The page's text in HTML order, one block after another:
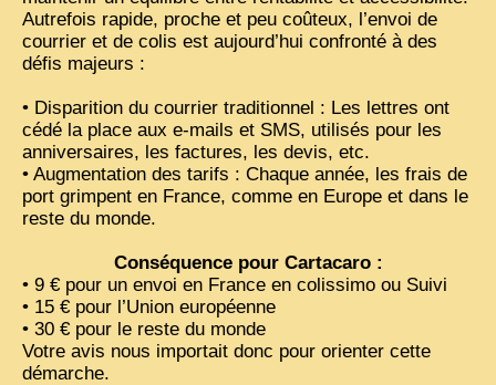
VIETNAM 1950
ALBUMS DE FAMILLE
INDOCHINE HISTORIQUE
ARMÉE, JUSTICE, EDUCATION, RELIGION...
MÉTIERS, FÊTES, TRANSPORTS
TRADITIONS ET MODERNITÉ
EN DIRECT
ENQUÊTES
Autrefois rapide, proche et peu coûteux, l’envoi de
courrier et de colis est aujourd’hui confronté à des
défis majeurs :
• Disparition du courrier traditionnel : Les lettres ont
cédé la place aux e-mails et SMS, utilisés pour les
anniversaires, les factures, les devis, etc.
• Augmentation des tarifs : Chaque année, les frais de
port grimpent en France, comme en Europe et dans le
reste du monde.
Conséquence pour Cartacaro :
• 9 € pour un envoi en France en colissimo ou Suivi
• 15 € pour l’Union européenne
• 30 € pour le reste du monde
Votre avis nous importait donc pour orienter cette
démarche.